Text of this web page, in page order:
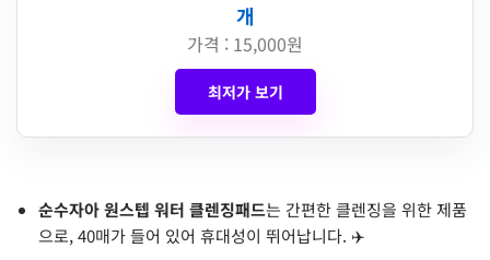
개
가격 : 15,000원
최저가 보기
순수자아 원스텝 워터 클렌징패드는 간편한 클렌징을 위한 제품
으로, 40매가 들어 있어 휴대성이 뛰어납니다. ✈️